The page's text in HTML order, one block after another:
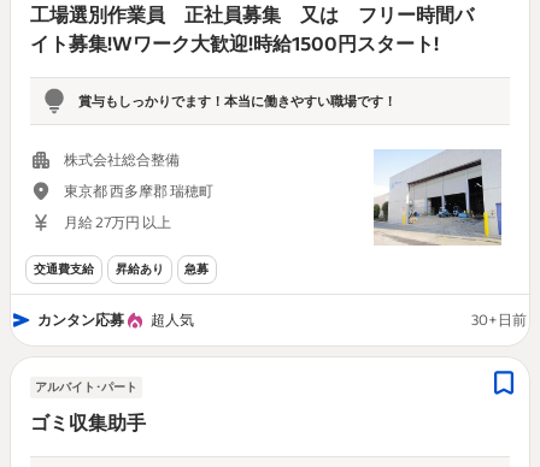
工場選別作業員 正社員募集 又は フリー時間バ
イト募集!Wワーク大歓迎!時給1500円スタート!
賞与もしっかりでます！本当に働きやすい職場です！
株式会社総合整備
東京都 西多摩郡 瑞穂町
月給 27万円 以上
交通費支給 昇給あり 急募
カンタン応募 超人気 30+日前
アルバイト･パート
ゴミ収集助手